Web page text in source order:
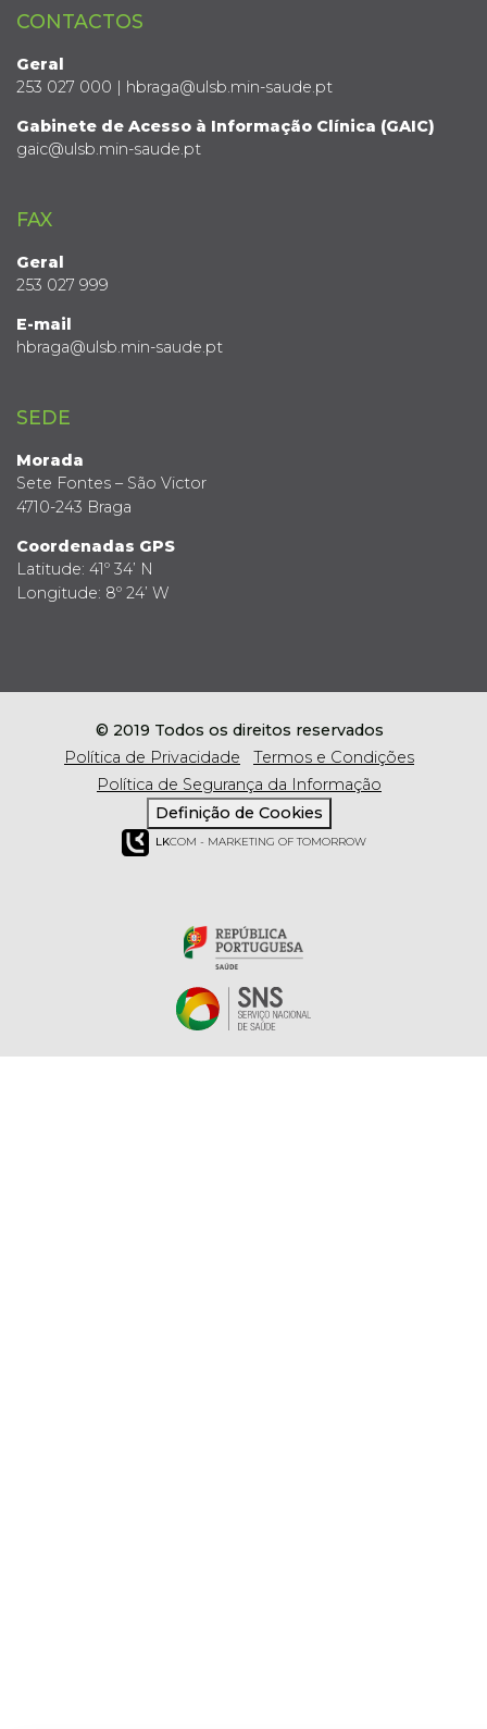
CONTACTOS
Geral
253 027 000 | hbraga@ulsb.min-saude.pt
Gabinete de Acesso à Informação Clínica (GAIC)
gaic@ulsb.min-saude.pt
FAX
Geral
253 027 999
E-mail
hbraga@ulsb.min-saude.pt
SEDE
Morada
Sete Fontes – São Victor
4710-243 Braga
Coordenadas GPS
Latitude: 41º 34’ N
Longitude: 8º 24’ W
© 2019 Todos os direitos reservados
Política de Privacidade
Termos e Condições
Política de Segurança da Informação
Definição de Cookies
LKCOM - MARKETING OF TOMORROW